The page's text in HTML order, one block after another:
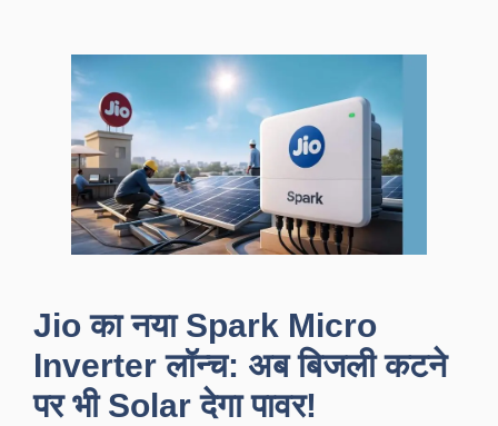
Jio का नया Spark Micro
Inverter लॉन्च: अब बिजली कटने
पर भी Solar देगा पावर!